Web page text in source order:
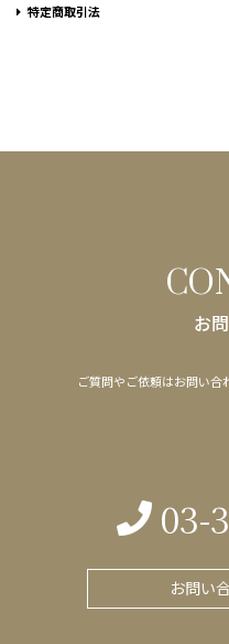
特定商取引法
お
ご質問やご依頼はお問い合
03-
お問い